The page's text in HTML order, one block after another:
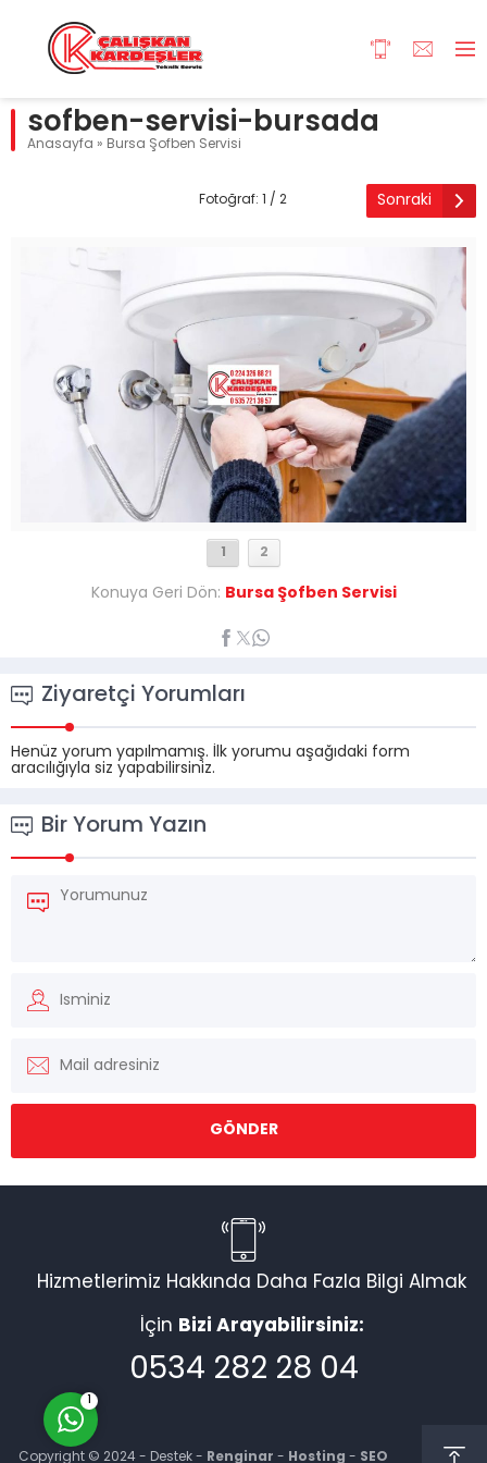
sofben-servisi-bursada
Anasayfa » Bursa Şofben Servisi
Fotoğraf: 1 / 2 Sonraki
1 2
Konuya Geri Dön: Bursa Şofben Servisi
Ziyaretçi Yorumları
Henüz yorum yapılmamış. İlk yorumu aşağıdaki form
aracılığıyla siz yapabilirsiniz.
Bir Yorum Yazın
Hizmetlerimiz Hakkında Daha Fazla Bilgi Almak
İçin Bizi Arayabilirsiniz:
0534 282 28 04
Copyright © 2024 - Destek - Renginar - Hosting - SEO
Müşteri Temsilcisi
Cevap Yaz